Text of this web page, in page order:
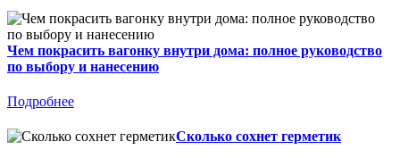
Чем покрасить вагонку внутри дома: полное руководство
по выбору и нанесению
Подробнее
Сколько сохнет герметик